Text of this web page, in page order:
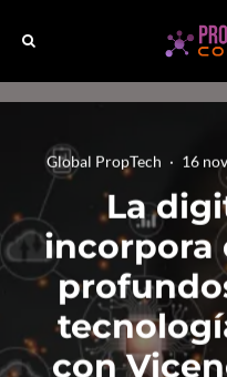
Global PropTech · 16
La
incorpora
con